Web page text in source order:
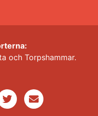
och Torpshammar.